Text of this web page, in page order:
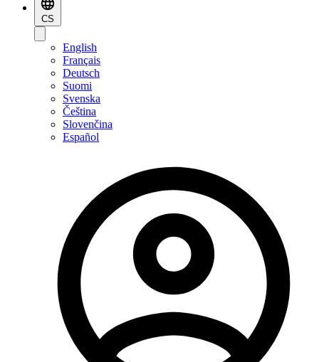
CS
English
Français
Deutsch
Suomi
Svenska
Čeština
Slovenčina
Español